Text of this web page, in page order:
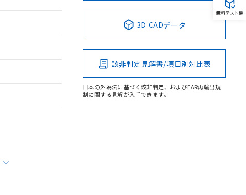
3D CADデータ
該非判定見解書/項目別対比表
日本の外為法に基づく該非判定、およびEAR再輸出規
制に関する見解が入手できます。
無料テスト機